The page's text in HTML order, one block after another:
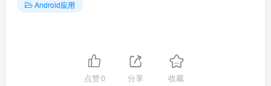
Android应用
点赞0 分享 收藏